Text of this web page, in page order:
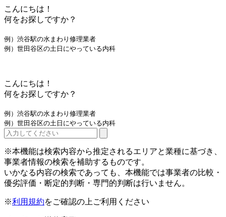
こんにちは！
何をお探しですか？
例）渋谷駅の水まわり修理業者
例）世田谷区の土日にやっている内科
こんにちは！
何をお探しですか？
例）渋谷駅の水まわり修理業者
例）世田谷区の土日にやっている内科
※本機能は検索内容から推定されるエリアと業種に基づき、
事業者情報の検索を補助するものです。
いかなる内容の検索であっても、本機能では事業者の比較・
優劣評価・断定的判断・専門的判断は行いません。
※利用規約をご確認の上ご利用ください